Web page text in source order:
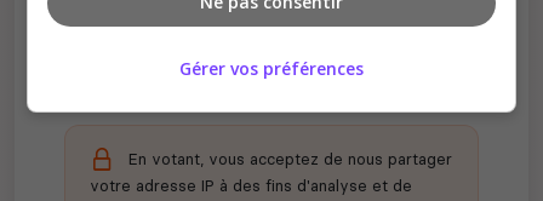
Certains serveurs offrent des bonus aux
En votant, vous acceptez de nous partager
votre adresse IP à des fins d'analyse et de
Gérer vos préférences